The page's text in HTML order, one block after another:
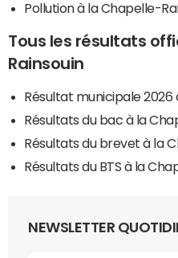
Pollution à la Chapelle-
Tous les résultats
Rainsouin
Résultat municipale 2026
Résultats du bac à la
Résultats du brevet à la
Résultats du BTS à la
NEWSLETTER